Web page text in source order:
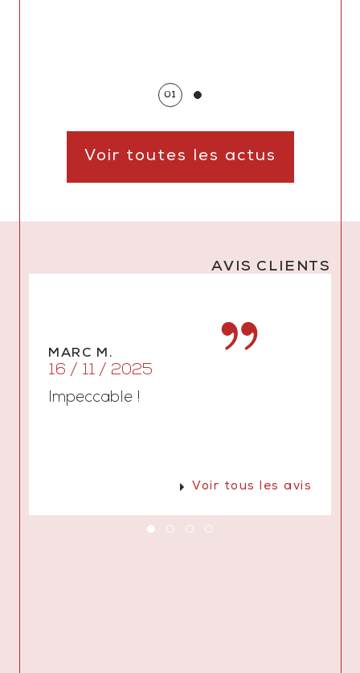
01
Voir toutes les actus
AVIS CLIENTS
MARC M.
16 / 11 / 2025
Impeccable !
Voir tous les avis